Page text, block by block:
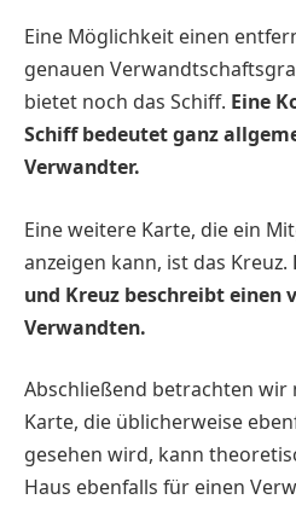
Eine Möglichkeit einen
genauen
bietet noch das Schiff. Eine
Schiff bedeutet ganz
Verwandter.
Eine weitere Karte, die ein
anzeigen kann, ist das Kreuz.
und Kreuz beschreibt einen
Verwandten.
Abschließend betrachten wir
Karte, die üblicherweise
gesehen wird, kann
Haus ebenfalls für einen